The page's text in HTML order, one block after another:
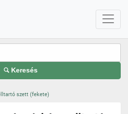
Keresés
szett (fekete)